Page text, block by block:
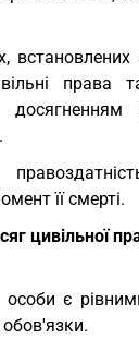
встановлених
права
її смерті.
цивільної
особи є
обов'язки.